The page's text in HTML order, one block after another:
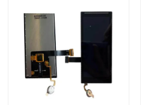
VR παρουσιάστε
Περίπου εμείς